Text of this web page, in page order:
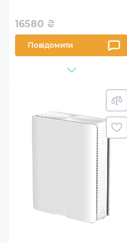
16580 ₴
Повідомити